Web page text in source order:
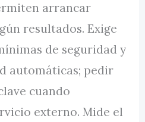
arrancar
resultados. Exige
de seguridad y
automáticas; pedir
cuando
externo. Mide el